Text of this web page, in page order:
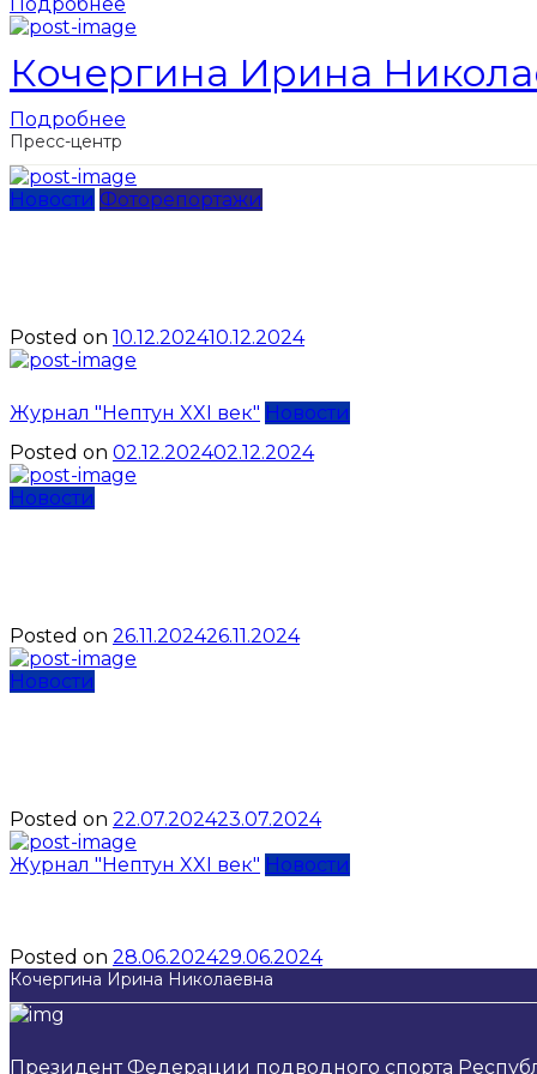
Кочергина Ирина
Подробнее
Пресс-центр
Новости Фоторепортажи
Posted on 10.12.202410.12.2024
Журнал "Нептун XXI век" Новости
Posted on 02.12.202402.12.2024
Новости
Posted on 26.11.202426.11.2024
Новости
Posted on 22.07.202423.07.2024
Журнал "Нептун XXI век" Новости
Posted on 28.06.202429.06.2024
Кочергина Ирина Николаевна
Президент Федерации подводного спорта